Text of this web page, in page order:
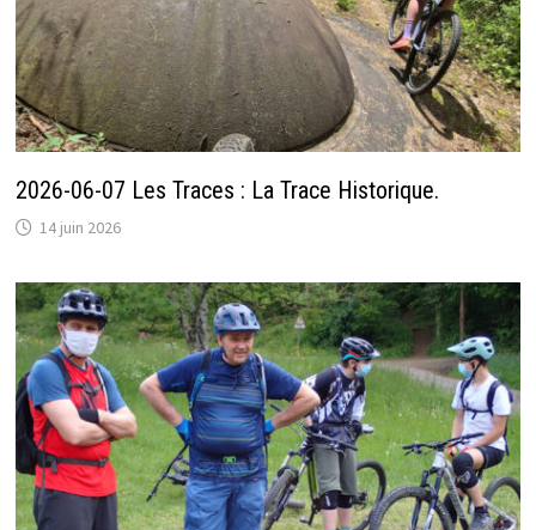
2026-06-07 Les Traces : La Trace Historique.
14 juin 2026